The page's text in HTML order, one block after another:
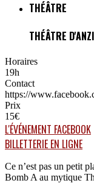
THÉÂTRE
THÉÂTRE
Horaires
19h
Contact
https://
Prix
15€
L'ÉVÉNEMENT FACEBOOK
BILLETTERIE EN LIGNE
Ce n’est pas un petit
Bomb A au mytique